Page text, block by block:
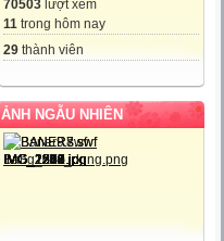
70503 lượt xem
11 trong hôm nay
29 thành viên
ẢNH NGẪU NHIÊN